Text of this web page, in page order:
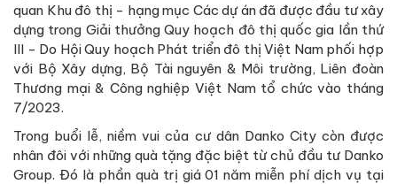
quan Khu đô thị - hạng mục Các dự án đã được đầu tư xây
dựng trong Giải thưởng Quy hoạch đô thị quốc gia lần thứ
III - Do Hội Quy hoạch Phát triển đô thị Việt Nam phối hợp
với Bộ Xây dựng, Bộ Tài nguyên & Môi trường, Liên đoàn
Thương mại & Công nghiệp Việt Nam tổ chức vào tháng
7/2023.
Trong buổi lễ, niềm vui của cư dân Danko City còn được
nhân đôi với những quà tặng đặc biệt từ chủ đầu tư Danko
Group. Đó là phần quà trị giá 01 năm miễn phí dịch vụ tại